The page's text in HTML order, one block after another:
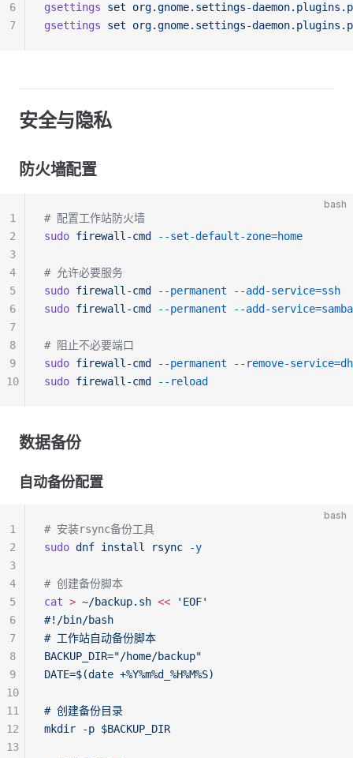
gsettings set org.gnome.settings-
gsettings set org.gnome.settings-
6
7
安全与隐私
防火墙配置
bash
# 配置工作站防火墙
sudo firewall-cmd --set-default-zone=home
# 允许必要服务
sudo firewall-cmd --permanent --add-service=ssh
sudo firewall-cmd --permanent --add-
# 阻止不必要端口
sudo firewall-cmd --permanent --remove-
sudo firewall-cmd --reload
1
2
3
4
5
6
7
8
9
10
数据备份
自动备份配置
bash
# 安装rsync备份工具
sudo dnf install rsync -y
# 创建备份脚本
cat > ~/backup.sh << 'EOF'
#!/bin/bash
# 工作站自动备份脚本
BACKUP_DIR="/home/backup"
DATE=$(date +%Y%m%d_%H%M%S)
# 创建备份目录
mkdir -p $BACKUP_DIR
1
2
3
4
5
6
7
8
9
10
11
12
13